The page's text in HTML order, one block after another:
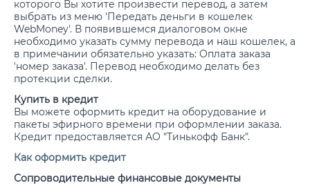
которого Вы хотите произвести перевод, а затем
выбрать из меню 'Передать деньги в кошелек
WebMoney'. В появившемся диалоговом окне
необходимо указать сумму перевода и наш кошелек, а
в примечании обязательно указать: Оплата заказа
'номер заказа'. Перевод необходимо делать без
протекции сделки.
Купить в кредит
Вы можете оформить кредит на оборудование и
пакеты эфирного времени при оформлении заказа.
Кредит предоставляется АО "Тинькофф Банк".
Как оформить кредит
Сопроводительные финансовые документы